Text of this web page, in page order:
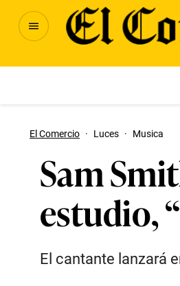
El Comercio · Luces · Musica
Sam
estudio,
El cantante lanzará